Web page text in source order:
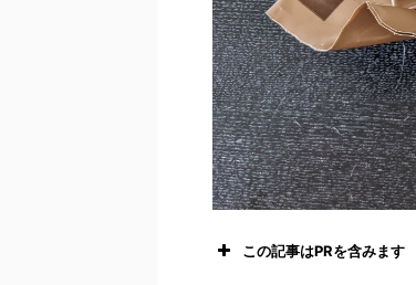
この記事はPRを含みます